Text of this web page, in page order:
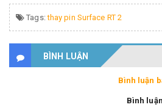
Tags:thay pin Surface RT 2
BÌNH LUẬN
Bình luận
Bình